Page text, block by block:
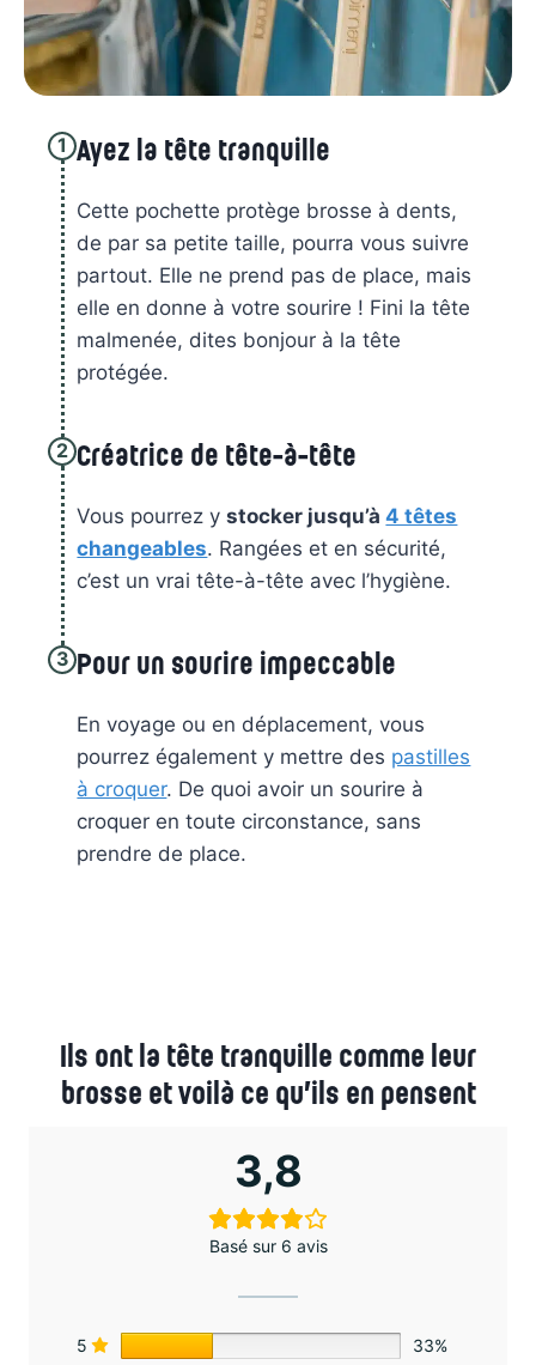
1 Ayez la tête tranquille
Cette pochette protège brosse à dents,
de par sa petite taille, pourra vous suivre
partout. Elle ne prend pas de place, mais
elle en donne à votre sourire ! Fini la tête
malmenée, dites bonjour à la tête
protégée.
2 Créatrice de tête-à-tête
Vous pourrez ystocker jusqu’à4 têtes
changeables. Rangées et en sécurité,
c’est un vrai tête-à-tête avec l’hygiène.
3 Pour un sourire impeccable
En voyage ou en déplacement, vous
pourrez également y mettre des pastilles
à croquer. De quoi avoir un sourire à
croquer en toute circonstance, sans
prendre de place.
Ils ont la tête tranquille comme leur
brosse et voilà ce qu’ils en pensent
3,8
Basé sur 6 avis
5
33%